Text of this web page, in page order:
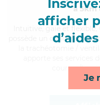
afficher
Je
à 5km
, gaie et
possède un diplôme
courses/